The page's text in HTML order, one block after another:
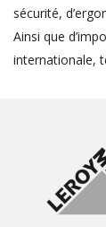
sécurité,
Ainsi que
internationale,